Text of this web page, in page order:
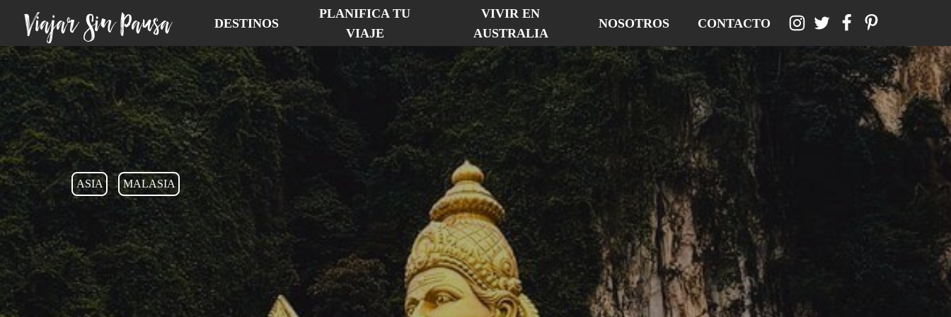
Viajar Sin Pausa DESTINOS
PLANIFICA TU
VIAJE
VIVIR EN
AUSTRALIA
NOSOTROS CONTACTO
ASIA MALASIA